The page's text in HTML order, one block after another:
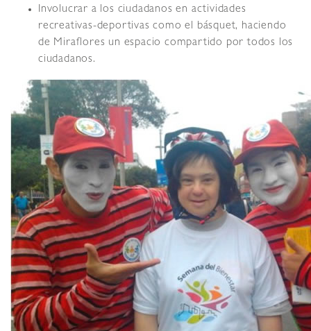
Involucrar a los ciudadanos en actividades
recreativas-deportivas como el básquet, haciendo
de Miraflores un espacio compartido por todos los
ciudadanos.